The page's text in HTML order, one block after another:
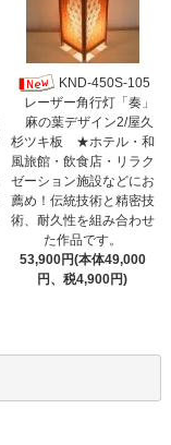
KND-450S-105
レーザー角行灯「奏」
麻の葉デザイン2/屋久
杉ツキ板 ★ホテル・和
風旅館・飲食店・リラク
ゼーション施設などにお
薦め！伝統技術と精密技
術、耐久性を組み合わせ
た作品です。
53,900円(本体49,000
円、税4,900円)